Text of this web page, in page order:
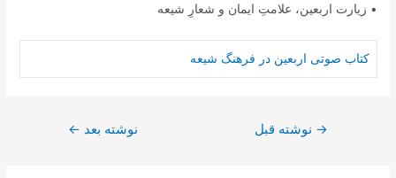
• زیارت اربعین، علامتِ ایمان و شعارِ شیعه
کتاب صوتی اربعین در فرهنگ شیعه
راهبری→ نوشته قبل نوشته بعد ←